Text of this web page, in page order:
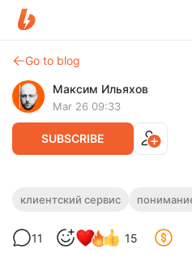
Go to blog
Максим Ильяхов
Mar 26 09:33
SUBSCRIBE
Клиент принёс
говорю на примере
клиентский сервис
11 15